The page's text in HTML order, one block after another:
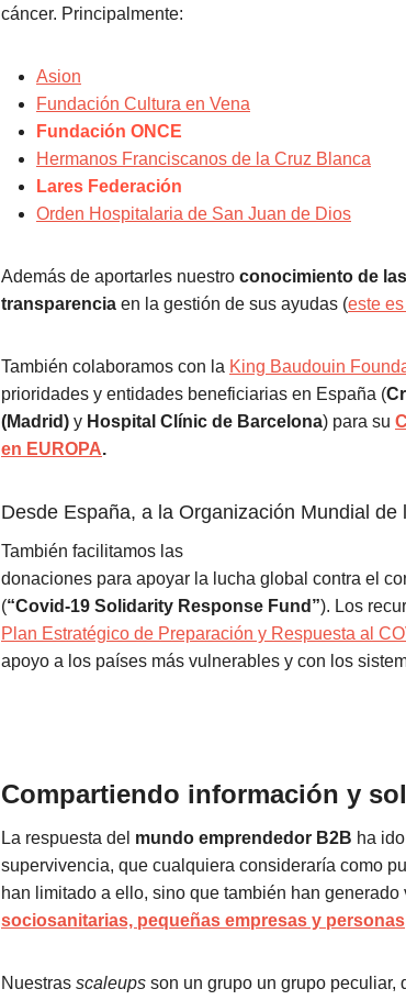
cáncer. Principalmente:
Asion
Fundación Cultura en Vena
Fundación ONCE
Hermanos Franciscanos de la Cruz Blanca
Lares Federación
Orden Hospitalaria de San Juan de Dios
Además de aportarles nuestro conocimiento de
transparencia en la gestión de sus ayudas (este
También colaboramos con la King Baudouin
prioridades y entidades beneficiarias en España (
(Madrid) y Hospital Clínic de Barcelona) para su
en EUROPA.
Desde España, a la Organización Mundial de
También facilitamos las
donaciones para apoyar la lucha global contra el
(“Covid-19 Solidarity Response Fund”). Los
Plan Estratégico de Preparación y Respuesta al
apoyo a los países más vulnerables y con los
Compartiendo información y
La respuesta del mundo emprendedor B2B ha
supervivencia, que cualquiera consideraría como
han limitado a ello, sino que también han generado
sociosanitarias, pequeñas empresas y personas
Nuestras scaleups son un grupo un grupo peculiar,